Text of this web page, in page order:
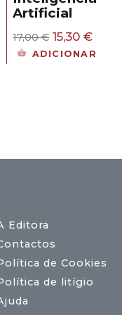
Artificial
17,00€ O
preço
15,30€O
preço
ADICIONAR
Editora
de Cookies
de litígio